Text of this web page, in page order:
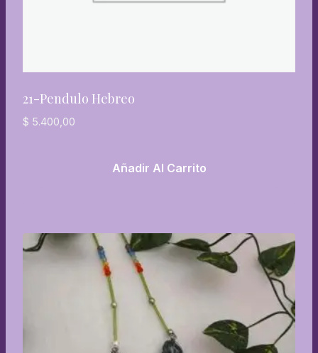
21-Pendulo Hebreo
$ 5.400,00
Añadir Al Carrito